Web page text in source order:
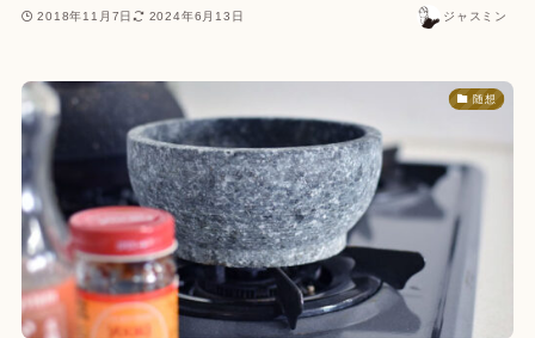
2018年11月7日 2024年6月13日 ジャスミン
随想